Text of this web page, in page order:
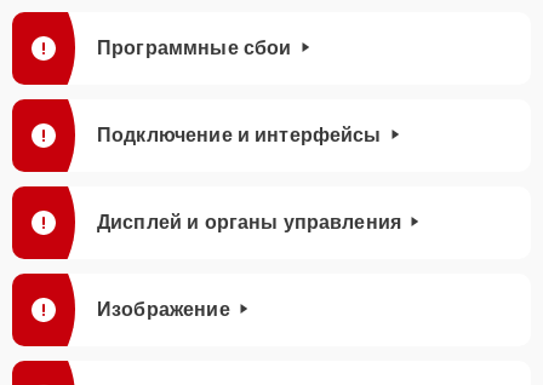
Программные сбои
Подключение и интерфейсы
Дисплей и органы управления
Изображение